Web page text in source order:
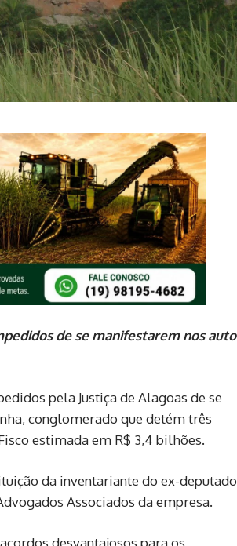
de se manifestarem nos
pela Justiça de Alagoas de se
conglomerado que detém três
estimada em R$ 3,4 bilhões.
da inventariante do ex-
Associados da empresa.
desvantajosos para os